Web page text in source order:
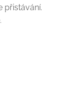
přistávání.